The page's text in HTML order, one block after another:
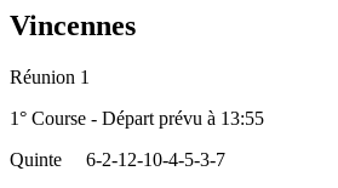
Vincennes
Réunion 1
1° Course - Départ prévu à 13:55
Quinte
6-2-12-10-4-5-3-7